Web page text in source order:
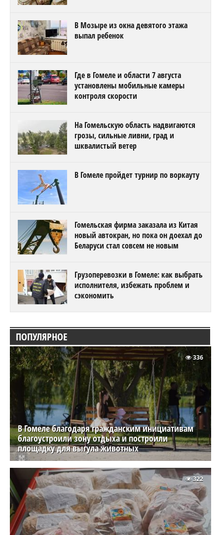
В Мозыре из окна девятого этажа
выпал ребенок
Где в Гомеле и области 7 августа
установлены мобильные камеры
контроля скорости
На Гомельскую область надвигаются
грозы, сильные ливни, град и
шквалистый ветер
В Гомеле пройдет турнир по воркауту
Гомельская фирма заказала из Китая
новый автокран, но пока он доехал до
Беларуси стал совсем не новым
Грузоперевозки в Гомеле: как выбрать
исполнителя, избежать проблем и
сэкономить
ПОПУЛЯРНОЕ
В Гомеле благодаря гражданским инициативам
благоустроили зону отдыха и построили
площадку для выгула животных
336
322